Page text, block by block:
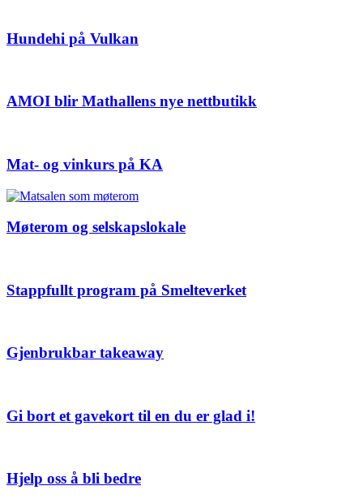
Hundehi på Vulkan
AMOI blir Mathallens nye nettbutikk
Mat- og vinkurs på KA
Møterom og selskapslokale
Stappfullt program på Smelteverket
Gjenbrukbar takeaway
Gi bort et gavekort til en du er glad i!
Hjelp oss å bli bedre